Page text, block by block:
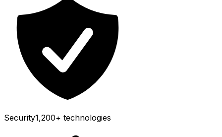
Security1,200+ technologies